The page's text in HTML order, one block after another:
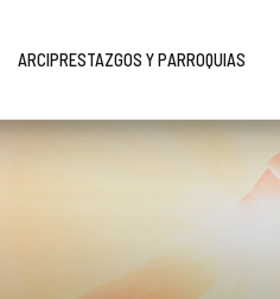
ARCIPRESTAZGOS Y PARROQUIAS